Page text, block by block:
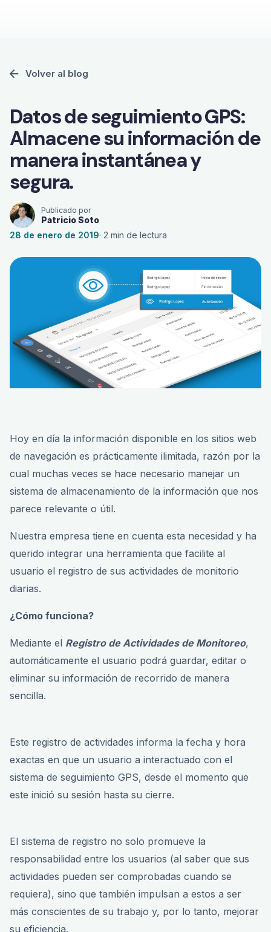
Volver al blog
Datos de seguimiento GPS:
Almacene su información de
manera instantánea y
segura.
Publicado por
Patricio Soto
28 de enero de 2019· 2 min de lectura
Hoy en día la información disponible en los sitios web
de navegación es prácticamente ilimitada, razón por la
cual muchas veces se hace necesario manejar un
sistema de almacenamiento de la información que nos
parece relevante o útil.
Nuestra empresa tiene en cuenta esta necesidad y ha
querido integrar una herramienta que facilite al
usuario el registro de sus actividades de monitorio
diarias.
¿Cómo funciona?
Mediante el Registro de Actividades de Monitoreo,
automáticamente el usuario podrá guardar, editar o
eliminar su información de recorrido de manera
sencilla.
Este registro de actividades informa la fecha y hora
exactas en que un usuario a interactuado con el
sistema de seguimiento GPS, desde el momento que
este inició su sesión hasta su cierre.
El sistema de registro no solo promueve la
responsabilidad entre los usuarios (al saber que sus
actividades pueden ser comprobadas cuando se
requiera), sino que también impulsan a estos a ser
más conscientes de su trabajo y, por lo tanto, mejorar
su eficiencia.